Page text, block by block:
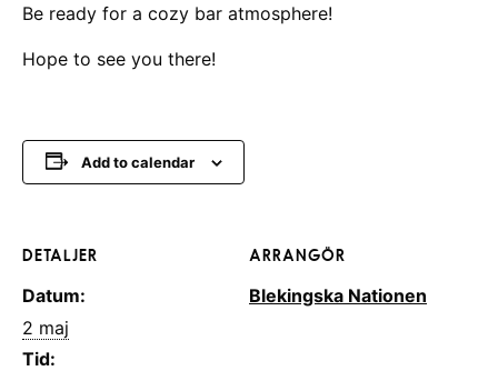
Be ready for a cozy bar atmosphere!
Hope to see you there!
Add to calendar
DETALJER
Datum:
2 maj
Tid:
ARRANGÖR
Blekingska Nationen